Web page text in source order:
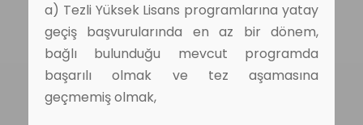
a) Tezli Yüksek Lisans programlarına yatay
geçiş başvurularında en az bir dönem,
bağlı bulunduğu mevcut programda
başarılı olmak ve tez aşamasına
geçmemiş olmak,